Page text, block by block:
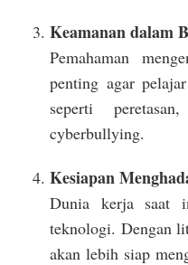
Keamanan dalam
Pemahaman
penting agar
seperti
cyberbullying.
Kesiapan
Dunia kerja saat
teknologi. Dengan
akan lebih siap